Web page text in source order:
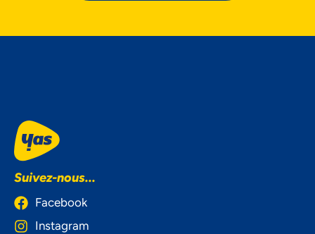
Suivez-nous...
Facebook
Instagram